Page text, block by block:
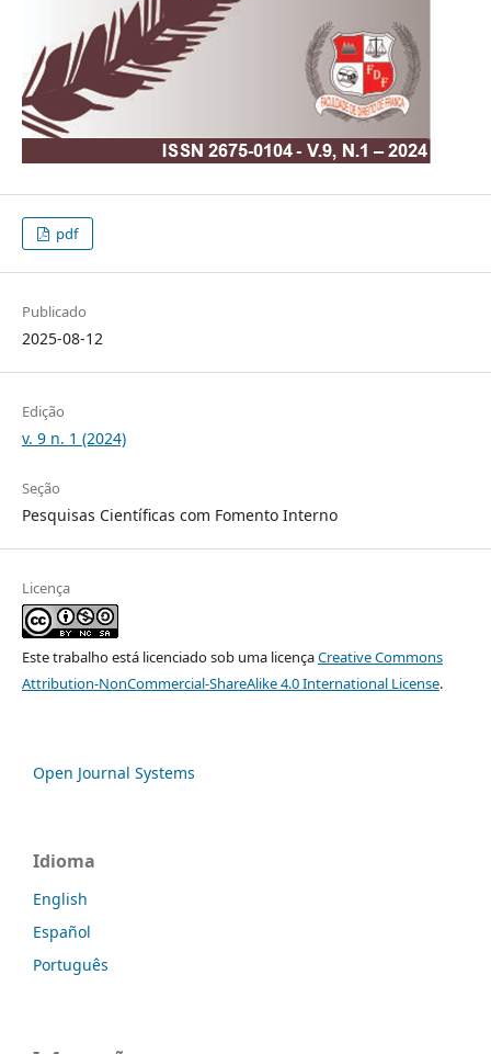
pdf
Publicado
2025-08-12
Edição
v. 9 n. 1 (2024)
Seção
Pesquisas Científicas com Fomento Interno
Licença
Este trabalho está licenciado sob uma licençaCreative Commons
Attribution-NonCommercial-ShareAlike 4.0 International License.
Open Journal Systems
Idioma
English
Español
Português